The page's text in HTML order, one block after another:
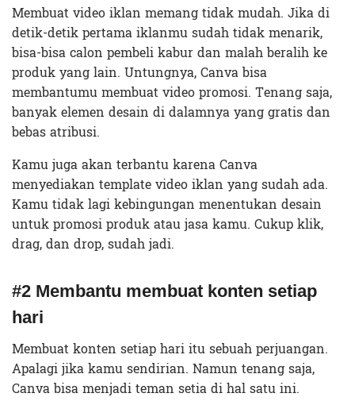
Membuat video iklan memang tidak mudah. Jika di
detik-detik pertama iklanmu sudah tidak menarik,
bisa-bisa calon pembeli kabur dan malah beralih ke
produk yang lain. Untungnya, Canva bisa
membantumu membuat video promosi. Tenang saja,
banyak elemen desain di dalamnya yang gratis dan
bebas atribusi.
Kamu juga akan terbantu karena Canva
menyediakan template video iklan yang sudah ada.
Kamu tidak lagi kebingungan menentukan desain
untuk promosi produk atau jasa kamu. Cukup klik,
drag, dan drop, sudah jadi.
#2 Membantu membuat konten setiap
hari
Membuat konten setiap hari itu sebuah perjuangan.
Apalagi jika kamu sendirian. Namun tenang saja,
Canva bisa menjadi teman setia di hal satu ini.